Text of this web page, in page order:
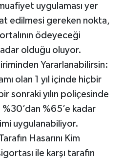
uygulaması yer
edilmesi gereken nokta,
ödeyeceği
olduğu oluyor.
Yararlanabilirsin:
olan 1 yıl içinde hiçbir
sonraki yılın poliçesinde
%30’dan %65’e kadar
uygulanabiliyor.
Hasarını Kim
ile karşı tarafın